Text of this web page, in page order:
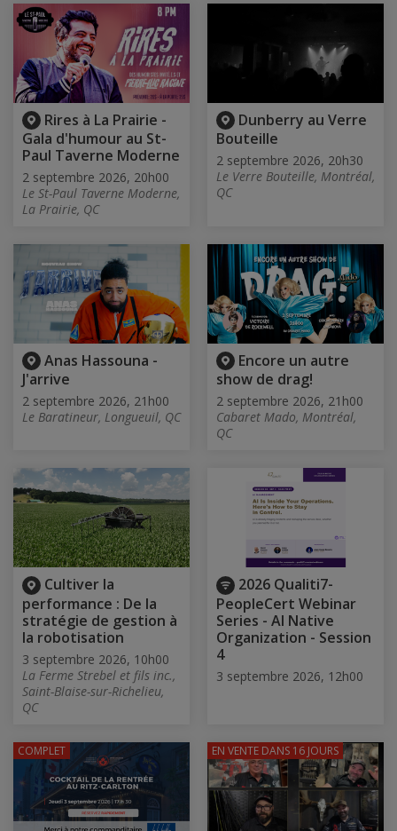
Rires à La Prairie -
Gala d'humour au St-
Paul Taverne Moderne
2 septembre 2026, 20h00
Le St-Paul Taverne Moderne,
La Prairie, QC
Dunberry au Verre
Bouteille
2 septembre 2026, 20h30
Le Verre Bouteille, Montréal,
QC
Anas Hassouna -
J'arrive
2 septembre 2026, 21h00
Le Baratineur, Longueuil, QC
Encore un autre
show de drag!
2 septembre 2026, 21h00
Cabaret Mado, Montréal,
QC
Cultiver la
performance : De la
stratégie de gestion à
la robotisation
3 septembre 2026, 10h00
La Ferme Strebel et fils inc.,
Saint-Blaise-sur-Richelieu,
QC
2026 Qualiti7-
PeopleCert Webinar
Series - AI Native
Organization - Session
4
3 septembre 2026, 12h00
COMPLET EN VENTE DANS 16 JOURS